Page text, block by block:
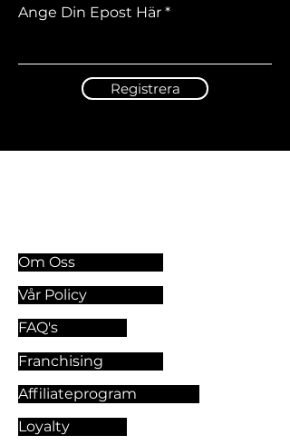
Ange Din Epost Här
Registrera
Om Oss
Vår Policy
FAQ's
Franchising
Affiliateprogram
Loyalty